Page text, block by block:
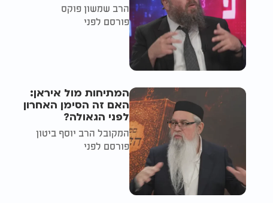
הרב שמשון פוקס
פורסם לפני
המתיחות מול איראן:
האם זה הסימן האחרון
לפני הגאולה?
המקובל הרב יוסף ביטון
פורסם לפני